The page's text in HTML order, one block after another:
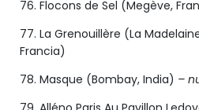
76. Flocons de Sel (Megève,
77. La Grenouillère (La
Francia)
78. Masque (Bombay, India) –